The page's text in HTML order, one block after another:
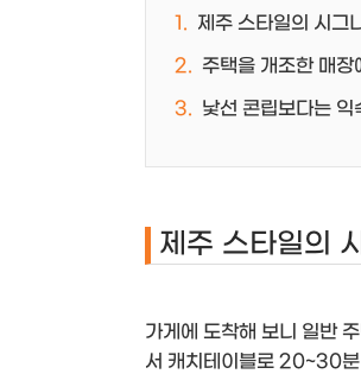
제주 스타일의 시그
주택을 개조한 매장
낯선 콘립보다는
제주 스타일의
가게에 도착해 보니 일반
서 캐치테이블로 20~30분